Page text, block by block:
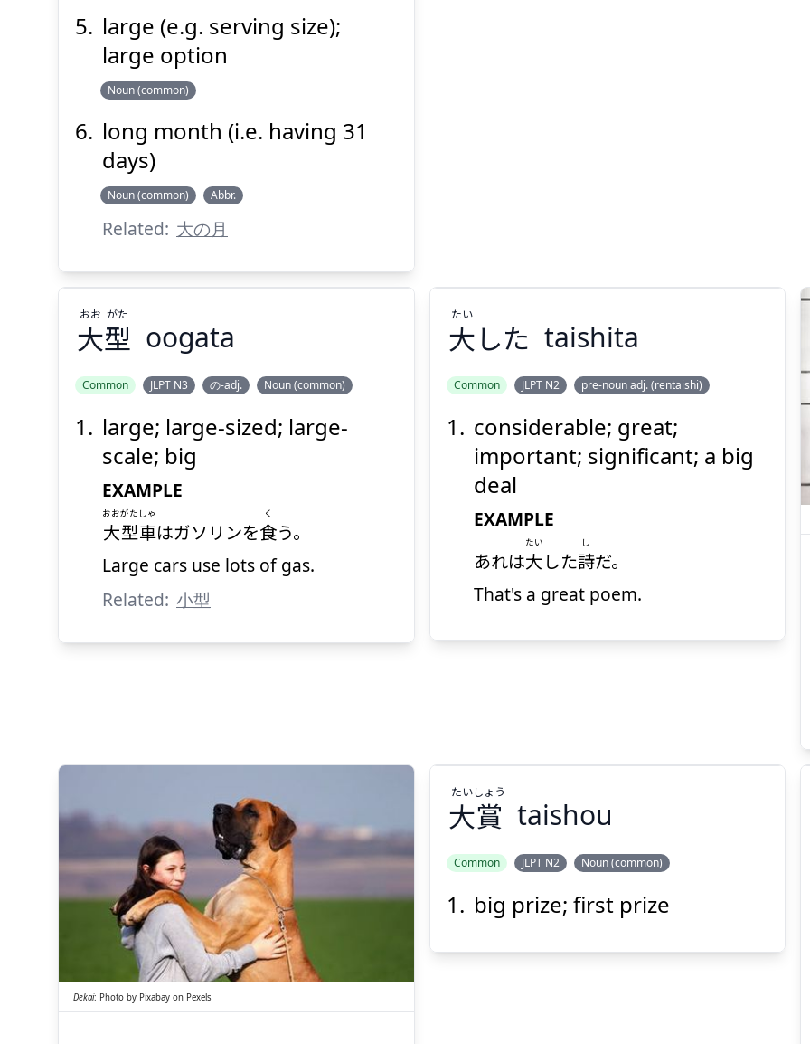
large (e.g. serving size);
large option
Noun (common)
long month (i.e. having 31
days)
Noun (common) Abbr.
Related: 大の月
おお
がた
Suspend
(@)
大型
おお がた
oogata
Common JLPT N3 の-adj. Noun (common)
large; large-sized; large-
scale; big
EXAMPLE
大型
おおがた
車
しゃ
はガソリンを食
く
う。
Large cars use lots of gas.
Related: 小型
大
した
たい
Suspend
大した
たい
taishita
Common JLPT N2 pre-noun adj. (rentaishi)
considerable; great;
important; significant; a big
deal
EXAMPLE
あれは大
たい
した詩
し
だ。
That's a great poem.
でかい
Dekai: Photo by Pixabay on Pexels
大
たい
しょう
大賞
たいしょう
taishou
Common JLPT N2 Noun (common)
big prize; first prize